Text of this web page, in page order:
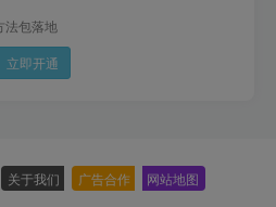
法包落地
立即开通
关于我们 广告合作 网站地图